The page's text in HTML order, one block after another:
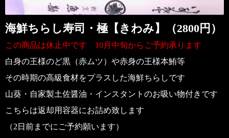
海鮮ちらし寿司・極【きわみ】（2800円）
この商品は休止中です 10月中旬からご予約承ります
白身の王様のど黒（赤ムツ）や赤身の王様本鮪等
その時期の高級食材をプラスした海鮮ちらしです
山葵・自家製土佐醤油・インスタントのお吸い物付きです
こちらは返却用容器にお詰め致します
（2日前までにご予約願います）